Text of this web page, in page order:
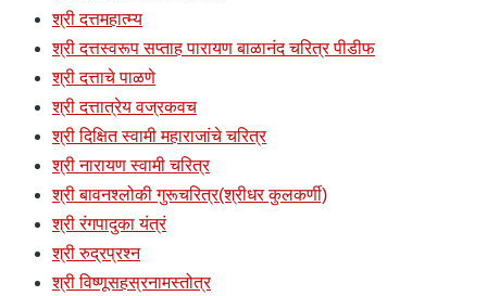
श्री दत्तमहात्म्य
श्री दत्तस्वरूप सप्ताह पारायण बाळानंद चरित्र पीडीफ
श्री दत्ताचे पाळणे
श्री दत्तात्रेय वज्रकवच
श्री दिक्षित स्वामी महाराजांचे चरित्र
श्री नारायण स्वामी चरित्र
श्री बावनश्लोकी गुरूचरित्र(श्रीधर कुलकर्णी)
श्री रंगपादुका यंत्रं
श्री रुद्रप्रश्न
श्री विष्णूसहस्रनामस्तोत्र